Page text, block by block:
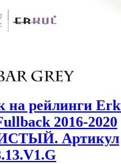
на рейлинги
2016-2020
Артикул